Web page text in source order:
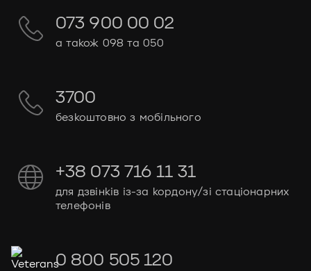
073 900 00 02
а також 098 та 050
3700
безкоштовно з мобільного
+38 073 716 11 31
для дзвінків із-за кордону/зі стаціонарних
телефонів
0 800 505 120